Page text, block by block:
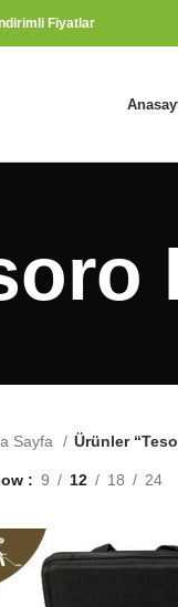
Fiyatlar
Sayfa Ürünler
9 12 18 24